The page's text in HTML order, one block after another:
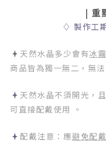
| 重
♢ 製作工
天然水晶多少會有冰霧
商品皆為獨一無二，無
天然水晶不須開光，且
可直接配戴使用 。
配戴注意：應避免配